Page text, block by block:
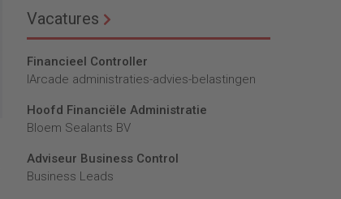
Vacatures
Financieel Controller
lArcade administraties-advies-belastingen
Hoofd Financiële Administratie
Bloem Sealants BV
Adviseur Business Control
Business Leads